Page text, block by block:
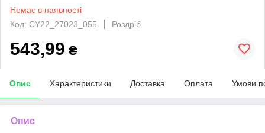
Немає в наявності
Код: CY22_27023_055
Роздріб
543,99 ₴
Опис Характеристики Доставка Оплата Умови
Опис